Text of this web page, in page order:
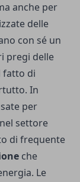
anche per
delle
con sé un
pregi delle
fatto di
In
per
settore
di frequente
che
Le